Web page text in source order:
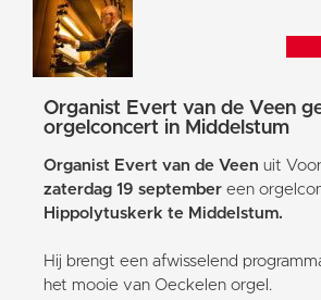
Organist Evert van de Veen
orgelconcert in Middelstum
Organist Evert van de Veen uit
zaterdag 19 september een
Hippolytuskerk te Middelstum.
Hij brengt een afwisselend
het mooie van Oeckelen orgel.